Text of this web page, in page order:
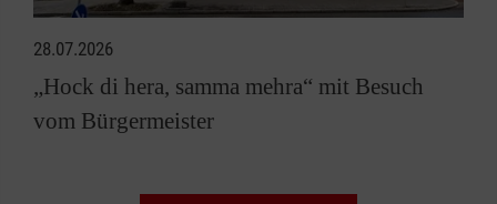
28.07.2026
„Hock di hera, samma mehra“ mit Besuch
vom Bürgermeister